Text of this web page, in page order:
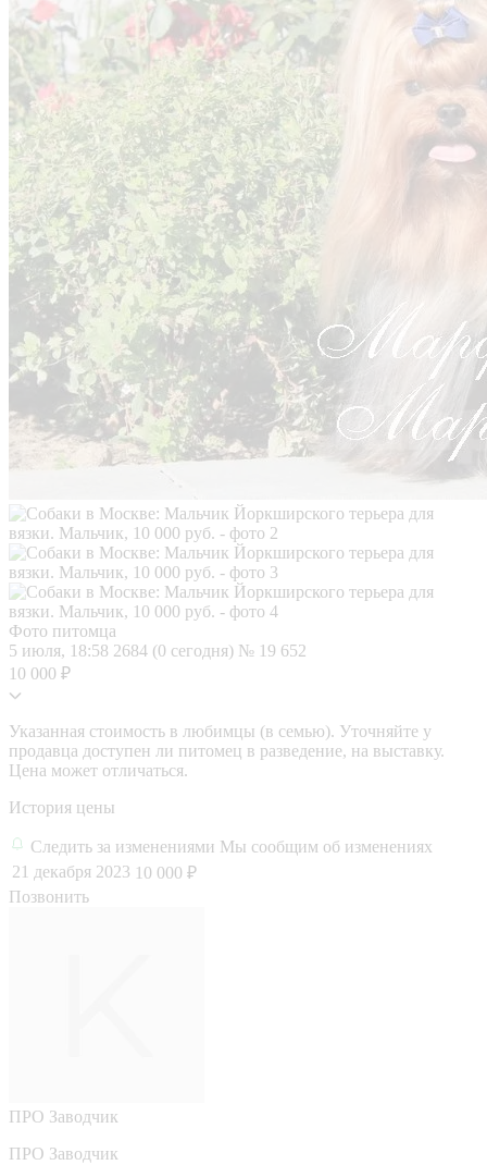
Фото питомца
5 июля, 18:58 2684 (0 сегодня) № 19 652
10 000 ₽
Указанная стоимость в любимцы (в семью). Уточняйте у
продавца доступен ли питомец в разведение, на выставку.
Цена может отличаться.
История цены
Следить за изменениями Мы сообщим об изменениях
21 декабря 2023 10 000 ₽
Позвонить
ПРО Заводчик
ПРО Заводчик